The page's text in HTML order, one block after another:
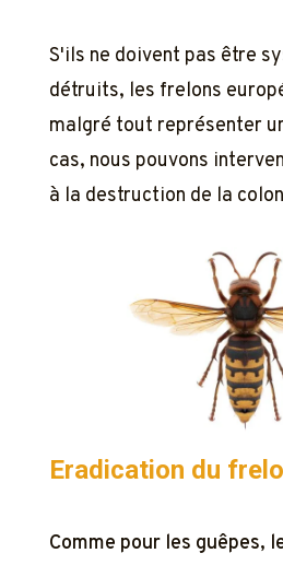
S'ils ne doivent pas être
détruits, les frelons
malgré tout représenter
cas, nous pouvons
à la destruction de la
Eradication du
Comme pour les guêpes,